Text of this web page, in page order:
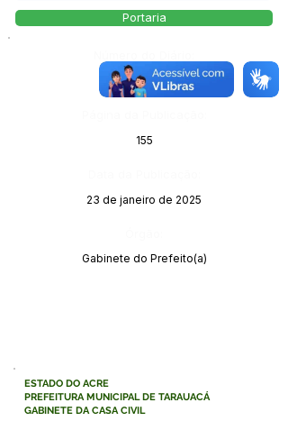
Portaria
13949
155
23 de janeiro de 2025
Gabinete do Prefeito(a)
ESTADO DO ACRE
PREFEITURA MUNICIPAL DE TARAUACÁ
GABINETE DA CASA CIVIL